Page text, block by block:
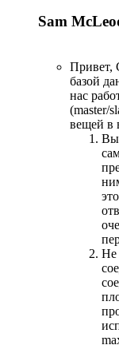
Sam
Привет,
базой
нас
(master/
вещей в
Вы
Не